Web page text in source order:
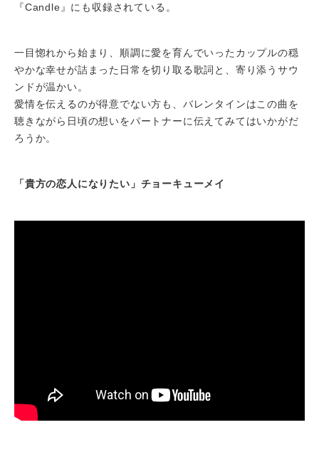
『Candle』にも収録されている。
一目惚れから始まり、順調に愛を育んでいったカップルの穏
やかな幸せが詰まった日常を切り取る歌詞と、寄り添うサウ
ンドが温かい。
愛情を伝えるのが得意でない方も、バレンタインはこの曲を
聴きながら日頃の想いをパートナーに伝えてみてはいかがだ
ろうか。
「貴方の恋人になりたい」チョーキューメイ